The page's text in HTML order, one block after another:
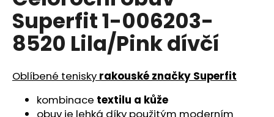
0,0
z
5
hvězdiček.
Superfit 1-006203-
8520 Lila/Pink dívčí
Oblíbené tenisky rakouské značky Superfit
kombinace textilu a kůže
a
j
í
?